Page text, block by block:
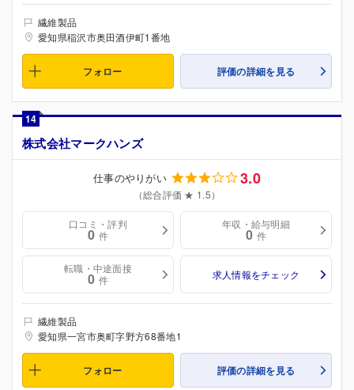
繊維製品
愛知県稲沢市奥田酒伊町1番地
フォロー 評価の詳細を見る
14
株式会社マークハンズ
仕事のやりがい 3.0
（総合評価 ★ 1.5）
口コミ・評判
0 件
年収・給与明細
0 件
転職・中途面接
0 件 求人情報をチェック
繊維製品
愛知県一宮市奥町字野方68番地1
フォロー 評価の詳細を見る